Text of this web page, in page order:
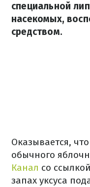
специальной
насекомых,
средством.
Оказывается,
обычного
Канал со
запах уксуса